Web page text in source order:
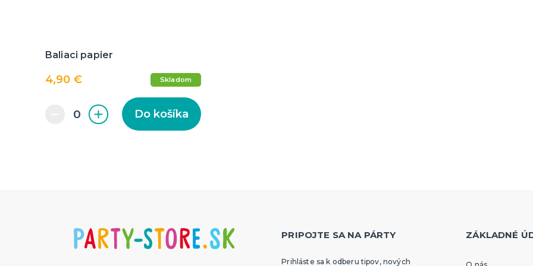
Baliaci papier
4,90 € Skladom
Do košíka
PRIPOJTE SA NA PÁRTY
Prihláste sa k odberu tipov, nových
ZÁKLADNÉ